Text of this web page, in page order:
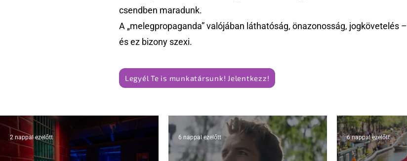
csendben maradunk.
A „melegpropaganda” valójában láthatóság, önazonosság, jogkövetelés –
és ez bizony szexi.
Legyél Te is munkatársunk! Jelentkezz!
2 nappal ezelőtt 6 nappal ezelőtt 6 nappal ezelőtt